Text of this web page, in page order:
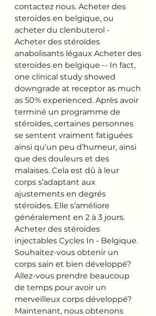
contactez nous. Acheter des
steroides en belgique, ou
acheter du clenbuterol -
Acheter des stéroïdes
anabolisants légaux Acheter des
steroides en belgique -- In fact,
one clinical study showed
downgrade at receptor as much
as 50% experienced. Après avoir
terminé un programme de
stéroïdes, certaines personnes
se sentent vraiment fatiguées
ainsi qu’un peu d’humeur, ainsi
que des douleurs et des
malaises. Cela est dû à leur
corps s’adaptant aux
ajustements en degrés
stéroïdes. Elle s’améliore
généralement en 2 à 3 jours.
Acheter des stéroïdes
injectables Cycles In - Belgique.
Souhaitez-vous obtenir un
corps sain et bien développé?
Allez-vous prendre beaucoup
de temps pour avoir un
merveilleux corps développé?
Maintenant, nous obtenons